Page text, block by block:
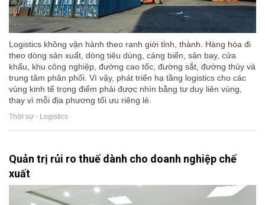
Logistics không vận hành theo ranh giới tỉnh, thành. Hàng hóa đi
theo dòng sản xuất, dòng tiêu dùng, cảng biển, sân bay, cửa
khẩu, khu công nghiệp, đường cao tốc, đường sắt, đường thủy và
trung tâm phân phối. Vì vậy, phát triển hạ tầng logistics cho các
vùng kinh tế trọng điểm phải được nhìn bằng tư duy liên vùng,
thay vì mỗi địa phương tối ưu riêng lẻ.
Thời sự - Logistics
Quản trị rủi ro thuế dành cho doanh nghiệp chế
xuất